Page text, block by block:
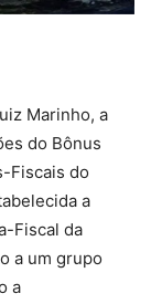
Marinho, a
do Bônus
Fiscais do
a
Fiscal da
a um grupo
a